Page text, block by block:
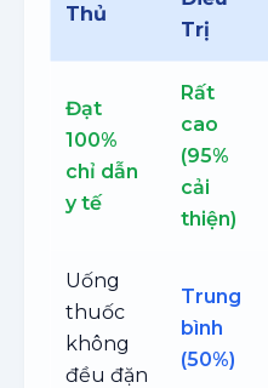
Thủ
Trị
Đạt
100%
chỉ dẫn
y tế
Rất
cao
(95%
cải
thiện)
Uống
thuốc
không
đều đặn
Trung
bình
(50%)